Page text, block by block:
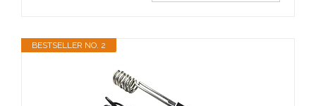
BESTSELLER NO. 2